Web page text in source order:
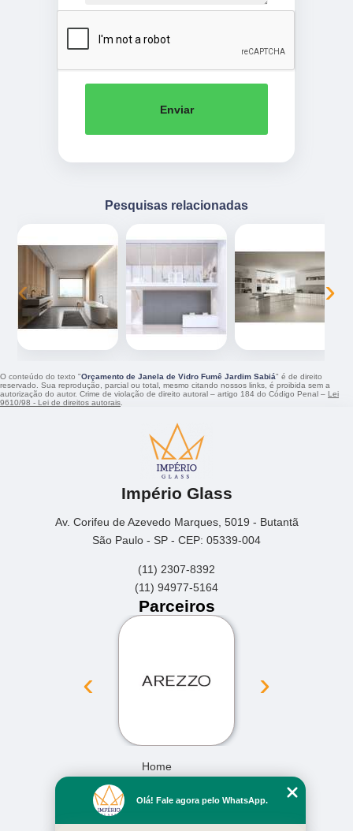
Enviar
Pesquisas relacionadas
‹ ›
O conteúdo do texto "Orçamento de Janela de Vidro Fumê Jardim Sabiá" é de direito
reservado. Sua reprodução, parcial ou total, mesmo citando nossos links, é proibida sem a
autorização do autor. Crime de violação de direito autoral – artigo 184 do Código Penal – Lei
9610/98 - Lei de direitos autorais
Império Glass
Av. Corifeu de Azevedo Marques, 5019 - Butantã
São Paulo - SP - CEP: 05339-004
(11) 2307-8392
(11) 94977-5164
Parceiros
‹ ›
Home
Missão
Olá! Fale agora pelo WhatsApp.